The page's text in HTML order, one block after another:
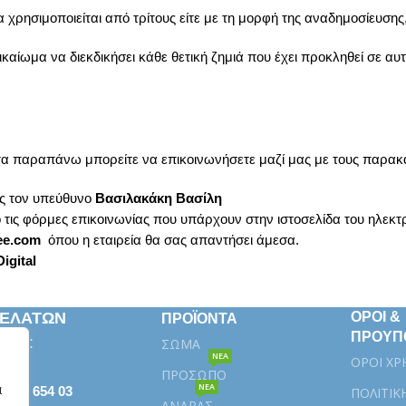
από τρίτους είτε με τη μορφή της
να διεκδικήσει κάθε θετική ζημιά που έχει προκληθεί σε
παραπάνω μπορείτε να επικοινωνήσετε μαζί μας με τους
τον υπεύθυνο Βασιλακάκη Βασίλη
φόρμες επικοινωνίας που υπάρχουν στην ιστοσελίδα του
όπου η εταιρεία θα σας απαντήσει άμεσα.
654 03
ΠΡΟΪΟΝΤΑ
ΣΩΜΑ
ΠΡΟΣΩΠΟ
ΝΕΑ
ΝΕΑ
ΟΡΟΙ &
ΟΡΟΙ